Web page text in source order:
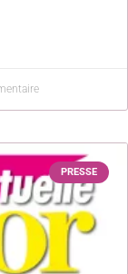
PRESSE